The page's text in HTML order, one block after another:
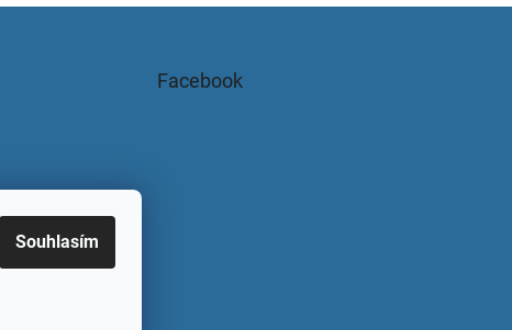
Souhlasím
Facebook